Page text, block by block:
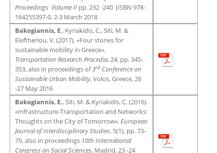
Proceedings Volume II pp. 232 -240 (ISBN 978-
164255397-0, 2-3 March 2018
Bakogiannis, E., Kyriakidis, C., Siti, M. &
Eleftheriou, V. (2017). «Four stories for
sustainable mobility in Greece».
Transportation Research Procedia, 24. pp. 345-
353, also in proceedings of3rd Conference on
Sustainable Urban Mobility, Volos, Greece, 26
-27 May 2016
Bakogiannis, E., Siti, M. & Kyriakidis, C. (2016).
«Infrastructure-Transportation and Networks:
Thoughts on the City of Tomorrow».European
Journal of Interdisciplinary Studies, 5(1), pp. 73-
79, also in proceedings 10th International
Congress on Social Sciences, Madrid, 23 -24